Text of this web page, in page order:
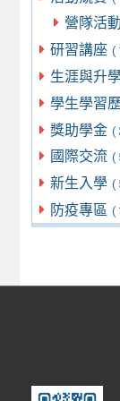
營隊活動
研習講座 (
生涯與升
學生學習
獎助學金 (
國際交流 (
新生入學 (
防疫專區 (